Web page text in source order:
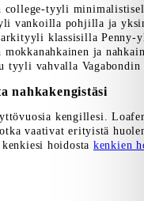
college-tyyli
vankoilla pohjilla ja
klassisilla Penny-
mokkanahkainen ja
tyyli vahvalla Vagabondin
nahkakengistäsi
kengillesi.
vaativat erityistä
hoidosta kenkien